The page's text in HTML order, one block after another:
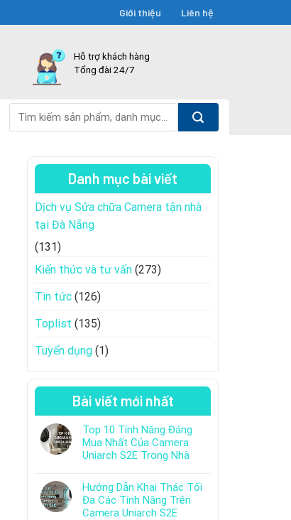
Giới thiệu Liên hệ
Hỗ trợ khách hàng
Tổng đài 24/7
kiếm:
Danh mục bài viết
Dịch vụ Sửa chữa Camera tận nhà
tại Đà Nẵng
(131)
Kiến thức và tư vấn (273)
Tin tức (126)
Toplist (135)
Tuyển dụng (1)
Bài viết mới nhất
Top 10 Tính Năng Đáng
Mua Nhất Của Camera
Uniarch S2E Trong Nhà
Hướng Dẫn Khai Thác Tối
Đa Các Tính Năng Trên
Camera Uniarch S2E